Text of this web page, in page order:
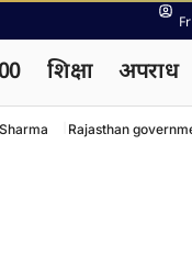
शिक्षा अपराध
Rajasthan